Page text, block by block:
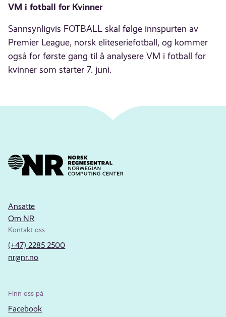
VM i fotball for Kvinner
Sannsynligvis FOTBALL skal følge innspurten av
Premier League, norsk eliteseriefotball, og kommer
også for første gang til å analysere VM i fotball for
kvinner som starter 7. juni.
Ansatte
Om NR
Kontakt oss
(+47) 2285 2500
nr@nr.no
Finn oss på
Facebook